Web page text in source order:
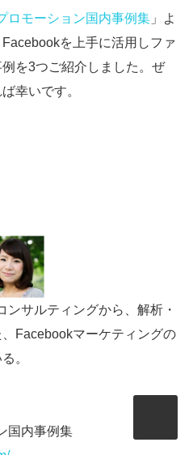
ロモーション国内事例集 」よ
を上手に活用しファ
を3つご紹介しました。ぜ
幸いです。
サルティングから、解析・
Facebookマーケティングの
。
国内事例集